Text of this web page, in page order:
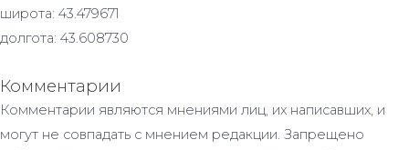
широта: 43.479671
долгота: 43.608730
Комментарии
Комментарии являются мнениями лиц, их написавших, и
могут не совпадать с мнением редакции. Запрещено